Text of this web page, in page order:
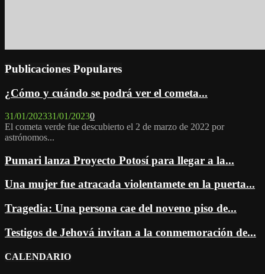
Publicaciones Populares
¿Cómo y cuándo se podrá ver el cometa...
31/01/202331/01/20230
El cometa verde fue descubierto el 2 de marzo de 2022 por
astrónomos...
Pumari lanza Proyecto Potosí para llegar a la...
Una mujer fue atracada violentamete en la puerta...
Tragedia: Una persona cae del noveno piso de...
Testigos de Jehová invitan a la conmemoración de...
CALENDARIO